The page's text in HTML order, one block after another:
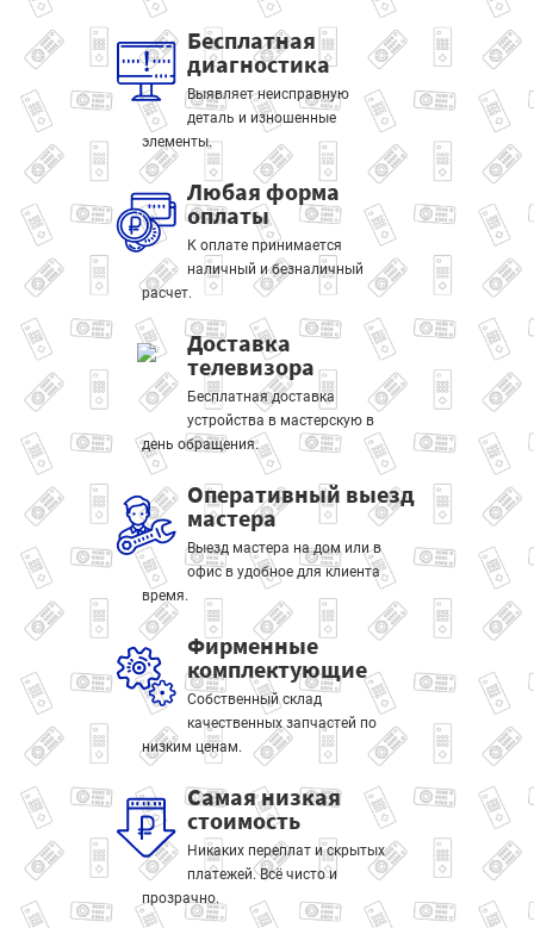
Бесплатная
диагностика
Выявляет неисправную
деталь и изношенные
элементы.
Любая форма
оплаты
К оплате принимается
наличный и безналичный
расчет.
Доставка
телевизора
Бесплатная доставка
устройства в мастерскую в
день обращения.
Оперативный выезд
мастера
Выезд мастера на дом или в
офис в удобное для клиента
время.
Фирменные
комплектующие
Собственный склад
качественных запчастей по
низким ценам.
Самая низкая
стоимость
Никаких переплат и скрытых
платежей. Всё чисто и
прозрачно.